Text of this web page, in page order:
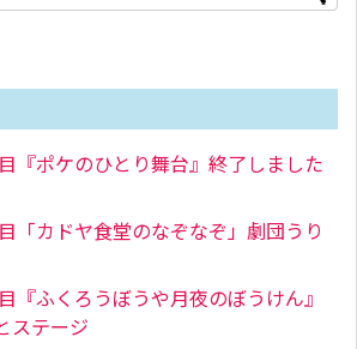
『ポケのひとり舞台』終了しました
「カドヤ食堂のなぞなぞ」劇団うり
『ふくろうぼうや月夜のぼうけん』
ステージ